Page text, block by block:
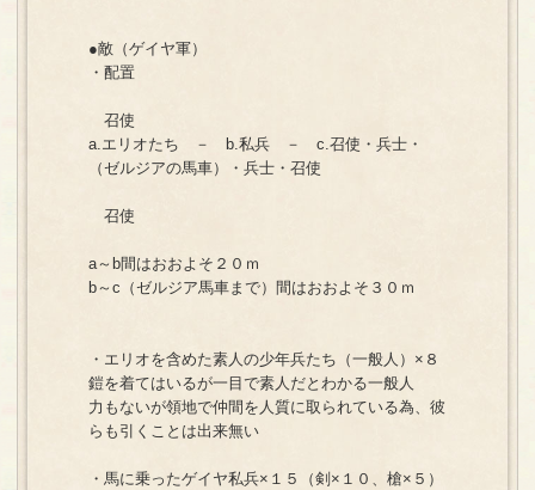
●敵（ゲイヤ軍）
・配置
召使
a.エリオたち － b.私兵 － c.召使・兵士・
（ゼルジアの馬車）・兵士・召使
召使
a～b間はおおよそ２０ｍ
b～c（ゼルジア馬車まで）間はおおよそ３０ｍ
・エリオを含めた素人の少年兵たち（一般人）×８
鎧を着てはいるが一目で素人だとわかる一般人
力もないが領地で仲間を人質に取られている為、彼
らも引くことは出来無い
・馬に乗ったゲイヤ私兵×１５（剣×１０、槍×５）